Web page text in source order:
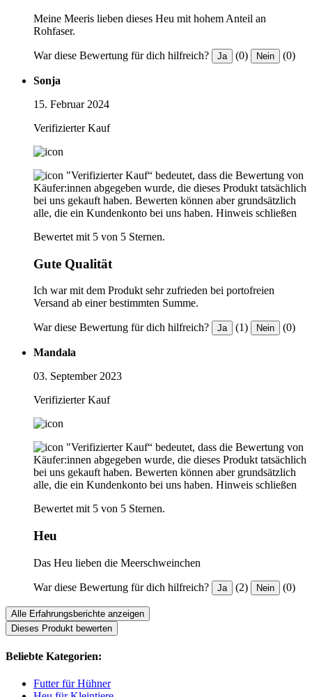
Meine Meeris lieben dieses Heu mit hohem Anteil an
Rohfaser.
War diese Bewertung für dich hilfreich? Ja (0) Nein (0)
Sonja
15. Februar 2024
Verifizierter Kauf
"Verifizierter Kauf“ bedeutet, dass die Bewertung von
Käufer:innen abgegeben wurde, die dieses Produkt tatsächlich
bei uns gekauft haben. Bewerten können aber grundsätzlich
alle, die ein Kundenkonto bei uns haben. Hinweis schließen
Bewertet mit 5 von 5 Sternen.
Gute Qualität
Ich war mit dem Produkt sehr zufrieden bei portofreien
Versand ab einer bestimmten Summe.
War diese Bewertung für dich hilfreich? Ja (1) Nein (0)
Mandala
03. September 2023
Verifizierter Kauf
"Verifizierter Kauf“ bedeutet, dass die Bewertung von
Käufer:innen abgegeben wurde, die dieses Produkt tatsächlich
bei uns gekauft haben. Bewerten können aber grundsätzlich
alle, die ein Kundenkonto bei uns haben. Hinweis schließen
Bewertet mit 5 von 5 Sternen.
Heu
Das Heu lieben die Meerschweinchen
War diese Bewertung für dich hilfreich? Ja (2) Nein (0)
Alle Erfahrungsberichte anzeigen
Dieses Produkt bewerten
Beliebte Kategorien:
Futter für Hühner